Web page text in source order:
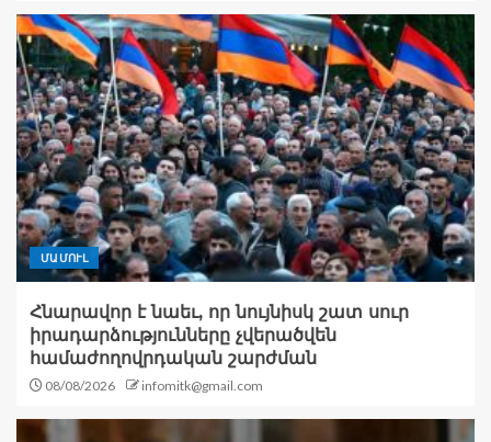
ՄԱՄՈՒԼ
Հնարավոր է նաեւ, որ նույնիսկ շատ սուր
իրադարձությունները չվերածվեն
համաժողովրդական շարժման
08/08/2026 infomitk@gmail.com